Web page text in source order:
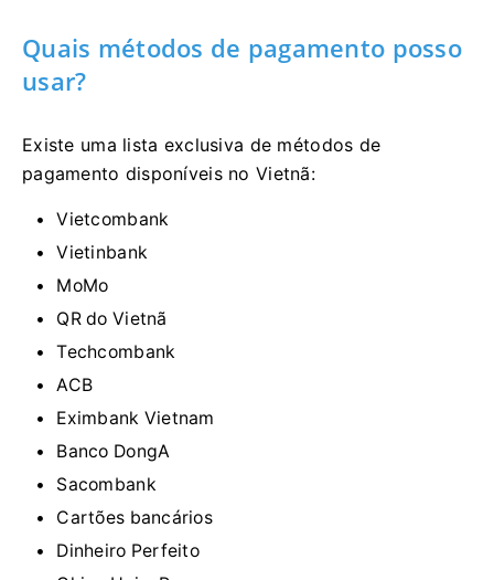
Quais métodos de pagamento posso
usar?
Existe uma lista exclusiva de métodos de
pagamento disponíveis no Vietnã:
Vietcombank
Vietinbank
MoMo
QR do Vietnã
Techcombank
ACB
Eximbank Vietnam
Banco DongA
Sacombank
Cartões bancários
Dinheiro Perfeito